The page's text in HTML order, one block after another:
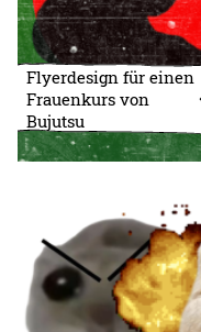
Flyerdesign für einen
Frauenkurs von
Bujutsu